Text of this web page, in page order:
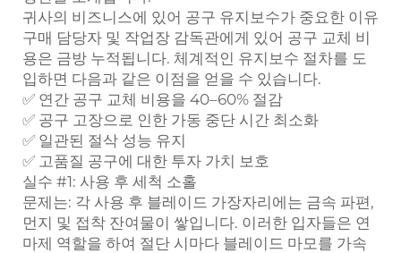
귀사의 비즈니스에 있어 공구 유지보수가 중요한 이유
구매 담당자 및 작업장 감독관에게 있어 공구 교체 비
용은 금방 누적됩니다. 체계적인 유지보수 절차를 도
입하면 다음과 같은 이점을 얻을 수 있습니다.
✅ 연간 공구 교체 비용을 40–60% 절감
✅ 공구 고장으로 인한 가동 중단 시간 최소화
✅ 일관된 절삭 성능 유지
✅ 고품질 공구에 대한 투자 가치 보호
실수 #1: 사용 후 세척 소홀
문제는: 각 사용 후 블레이드 가장자리에는 금속 파편,
먼지 및 접착 잔여물이 쌓입니다. 이러한 입자들은 연
마제 역할을 하여 절단 시마다 블레이드 마모를 가속